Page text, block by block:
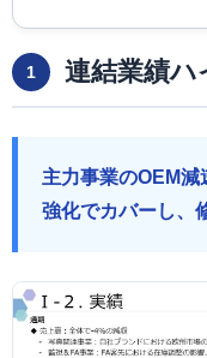
1 連結業績ハ
主力事業のOEM
強化でカバーし、